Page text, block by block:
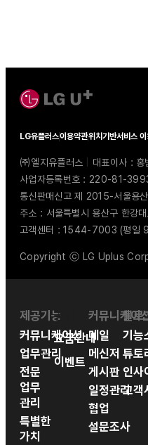
LG유플러스이용약관위치기반서비스
㈜엘지유플러스
대표이사 : 홍
사업자등록번호 : 220-81-
통신판매신고 제 2015-서울용
주소 : 서울특별시 용산구 한강
고객센터 : 1544-7003 (평일
Copyright ⓒ LG Uplus
제공기능
커뮤니케이션
업무관리
전문
업무
관리
특별한
가치
공간
요금안내
이벤트
커뮤니케이
메일
메신저
게시판
일정관리
협업
설문조사
블로
기능
튜토
인사
고객